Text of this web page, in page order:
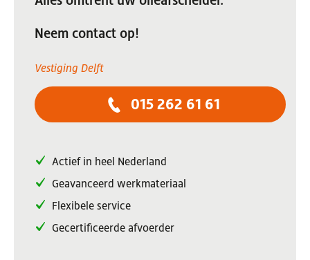
Neem contact op!
Vestiging Delft
015 262 61 61
Actief in heel Nederland
Geavanceerd werkmateriaal
Flexibele service
Gecertificeerde afvoerder